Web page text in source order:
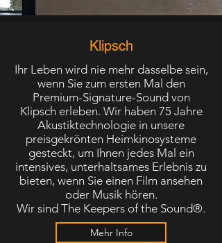
Klipsch
Ihr Leben wird nie mehr dasselbe sein,
wenn Sie zum ersten Mal den
Premium-Signature-Sound von
Klipsch erleben. Wir haben 75 Jahre
Akustiktechnologie in unsere
preisgekrönten Heimkinosysteme
gesteckt, um Ihnen jedes Mal ein
intensives, unterhaltsames Erlebnis zu
bieten, wenn Sie einen Film ansehen
oder Musik hören.
Wir sind The Keepers of the Sound®.
Mehr Info